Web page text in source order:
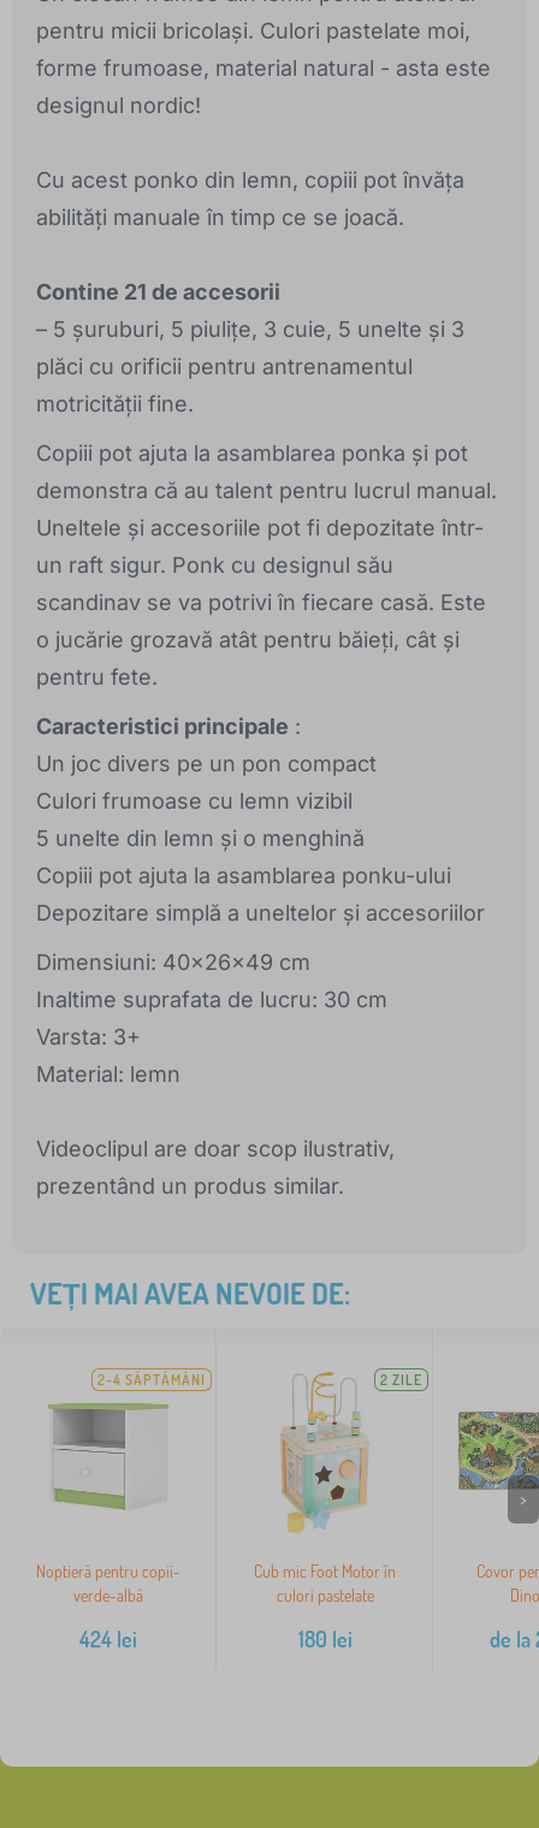
pentru micii bricolași. Culori pastelate moi,
forme frumoase, material natural - asta este
designul nordic!
Cu acest ponko din lemn, copiii pot învăța
abilități manuale în timp ce se joacă.
Contine 21 de accesorii
– 5 șuruburi, 5 piulițe, 3 cuie, 5 unelte și 3
plăci cu orificii pentru antrenamentul
motricității fine.
Copiii pot ajuta la asamblarea ponka și pot
demonstra că au talent pentru lucrul manual.
Uneltele și accesoriile pot fi depozitate într-
un raft sigur. Ponk cu designul său
scandinav se va potrivi în fiecare casă. Este
o jucărie grozavă atât pentru băieți, cât și
pentru fete.
Caracteristici principale :
Un joc divers pe un pon compact
Culori frumoase cu lemn vizibil
5 unelte din lemn și o menghină
Copiii pot ajuta la asamblarea ponku-ului
Depozitare simplă a uneltelor și accesoriilor
Dimensiuni: 40x26x49 cm
Inaltime suprafata de lucru: 30 cm
Varsta: 3+
Material: lemn
Videoclipul are doar scop ilustrativ,
prezentând un produs similar.
VEȚI MAI AVEA NEVOIE DE:
2-4 SĂPTĂMÂNI
Noptieră pentru copii-
verde-albă
424 lei
2 ZILE
Cub mic Foot Motor în
culori pastelate
180 lei
Covor
de la
>